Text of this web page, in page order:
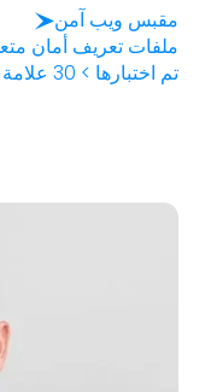
مقبس ويب آمن
ملفات تعريف أمان
تم اختبارها > 30 علامة تجارية